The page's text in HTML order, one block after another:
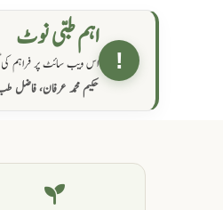
!
اہم طبی نوٹ
اس ویب سائٹ پر فراہم کی
حکیم محمد عرفان، فاضل